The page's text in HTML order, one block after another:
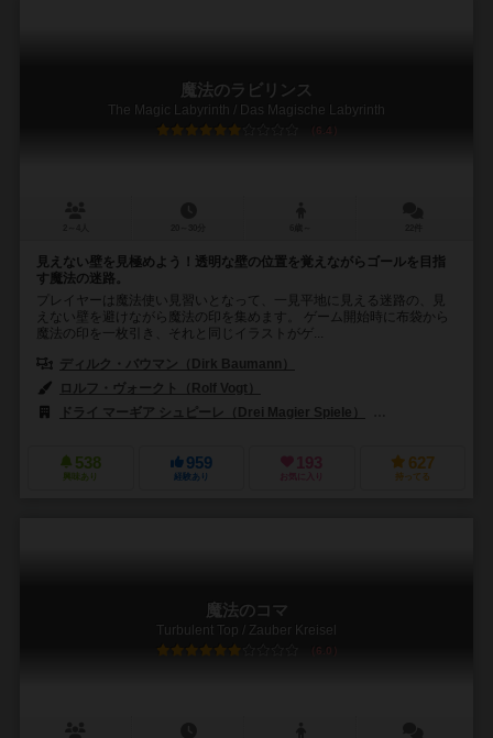
魔法のラビリンス
The Magic Labyrinth / Das Magische Labyrinth
6.4
見えない壁を見極めよう！透明な壁の位置を覚えながらゴールを目指
す魔法の迷路。
プレイヤーは魔法使い見習いとなって、一見平地に見える迷路の、見
えない壁を避けながら魔法の印を集めます。 ゲーム開始時に布袋から
魔法の印を一枚引き、それと同じイラストがゲ...
ディルク・バウマン（Dirk Baumann）
ロルフ・ヴォークト（Rolf Vogt）
ドライ マーギア シュピーレ（Drei Magier Spiele）
538
興味あり
959
経験あり
193
お気に入り
627
持ってる
魔法のコマ
Turbulent Top / Zauber Kreisel
6.0